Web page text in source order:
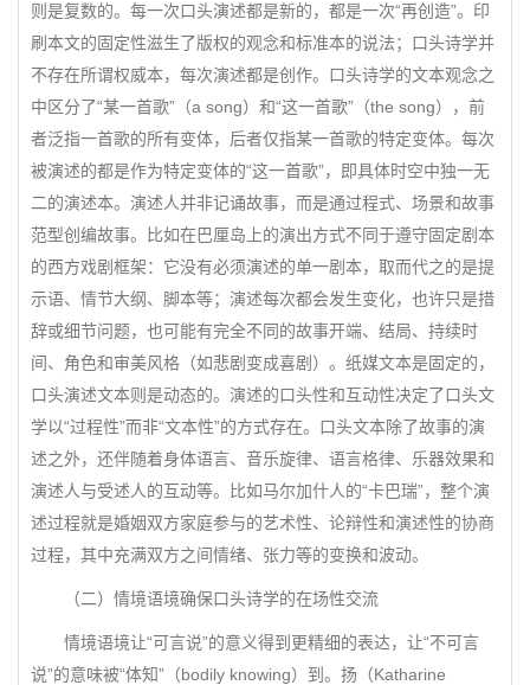
则是复数的。每一次口头演述都是新的，都是一次“再创造”。印
刷本文的固定性滋生了版权的观念和标准本的说法；口头诗学并
不存在所谓权威本，每次演述都是创作。口头诗学的文本观念之
中区分了“某一首歌”（a song）和“这一首歌”（the song），前
者泛指一首歌的所有变体，后者仅指某一首歌的特定变体。每次
被演述的都是作为特定变体的“这一首歌”，即具体时空中独一无
二的演述本。演述人并非记诵故事，而是通过程式、场景和故事
范型创编故事。比如在巴厘岛上的演出方式不同于遵守固定剧本
的西方戏剧框架：它没有必须演述的单一剧本，取而代之的是提
示语、情节大纲、脚本等；演述每次都会发生变化，也许只是措
辞或细节问题，也可能有完全不同的故事开端、结局、持续时
间、角色和审美风格（如悲剧变成喜剧）。纸媒文本是固定的，
口头演述文本则是动态的。演述的口头性和互动性决定了口头文
学以“过程性”而非“文本性”的方式存在。口头文本除了故事的演
述之外，还伴随着身体语言、音乐旋律、语言格律、乐器效果和
演述人与受述人的互动等。比如马尔加什人的“卡巴瑞”，整个演
述过程就是婚姻双方家庭参与的艺术性、论辩性和演述性的协商
过程，其中充满双方之间情绪、张力等的变换和波动。
（二）情境语境确保口头诗学的在场性交流
情境语境让“可言说”的意义得到更精细的表达，让“不可言
说”的意味被“体知”（bodily knowing）到。扬（Katharine